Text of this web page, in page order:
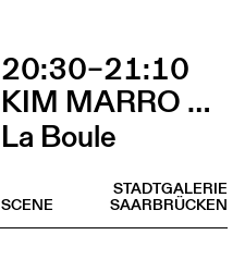
20:30–21:10
KIM MARRO & LIAM LELARGE
La Boule
STADTGALERIE
SAARBRÜCKEN
SCENE